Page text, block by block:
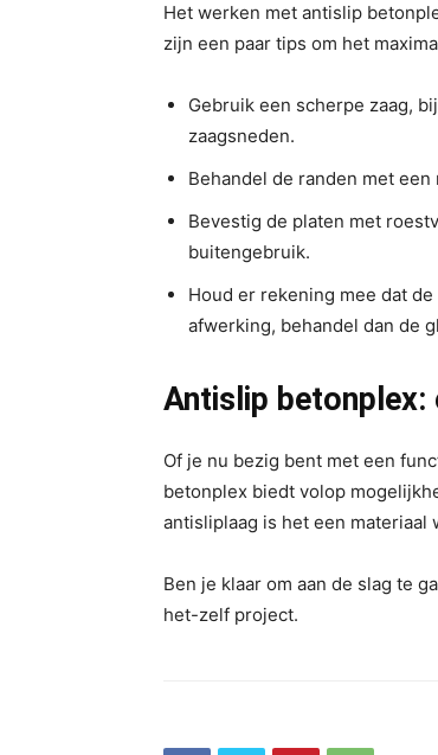
Het werken met antislip
zijn een paar tips om het
Gebruik een scherpe zaag,
zaagsneden.
Behandel de randen met
Bevestig de platen met
buitengebruik.
Houd er rekening mee dat
afwerking, behandel dan de
Antislip betonplex:
Of je nu bezig bent met een
betonplex biedt volop
antisliplaag is het een
Ben je klaar om aan de slag te
het-zelf project.